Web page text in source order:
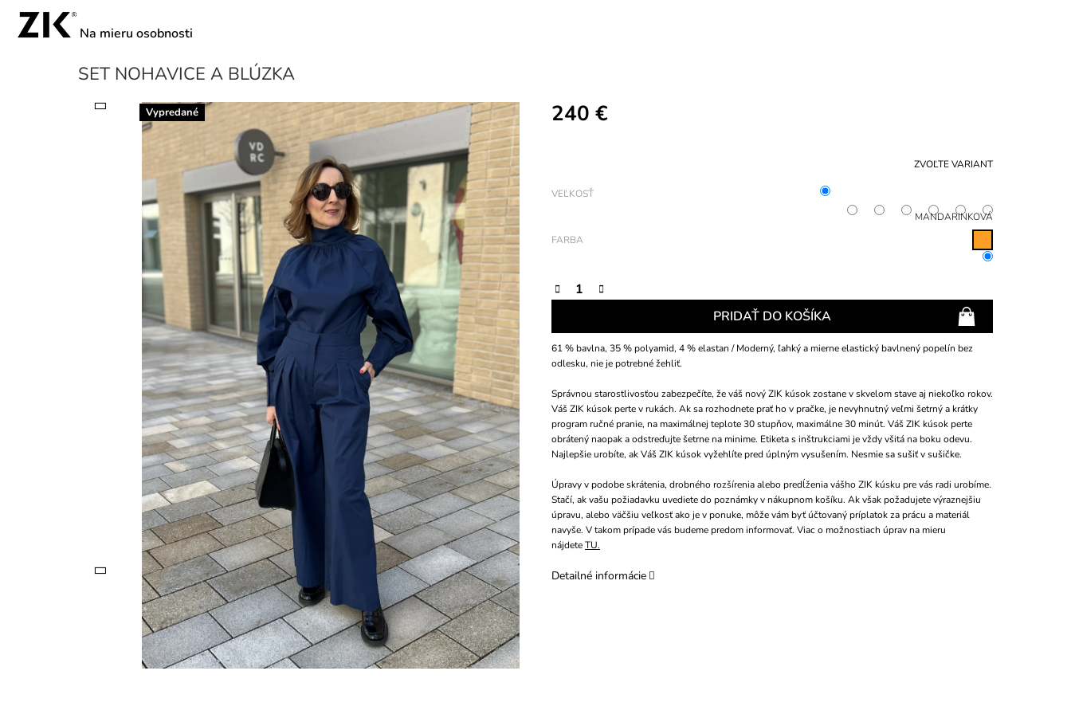
obsah
SET NOHAVICE A BLÚZKA
Vypredané 240 €
ZVOĽTE VARIANT
VEĽKOSŤ
FARBA
MANDARINKOVÁ
PRIDAŤ DO KOŠÍKA
61 % bavlna, 35 % polyamid, 4 % elastan / Moderný, ľahký a mierne elastický bavlnený popelín bez
odlesku, nie je potrebné žehliť.
Správnou starostlivosťou zabezpečíte, že váš nový ZIK kúsok zostane v skvelom stave aj niekoľko rokov.
Váš ZIK kúsok perte v rukách. Ak sa rozhodnete prať ho v pračke, je nevyhnutný veľmi šetrný a krátky
program ručné pranie, na maximálnej teplote 30 stupňov, maximálne 30 minút. Váš ZIK kúsok perte
obrátený naopak a odstreďujte šetrne na minime. Etiketa s inštrukciami je vždy všitá na boku odevu.
Najlepšie urobíte, ak Váš ZIK kúsok vyžehlíte pred úplným vysušením. Nesmie sa sušiť v sušičke.
Úpravy v podobe skrátenia, drobného rozšírenia alebo predĺženia vášho ZIK kúsku pre vás radi urobíme.
Stačí, ak vašu požiadavku uvediete do poznámky v nákupnom košíku. Ak však požadujete výraznejšiu
úpravu, alebo väčšiu veľkosť ako je v ponuke, môže vám byť účtovaný príplatok za prácu a materiál
navyše. V takom prípade vás budeme predom informovať. Viac o možnostiach úprav na mieru
nájdeteTU.
Detailné informácie